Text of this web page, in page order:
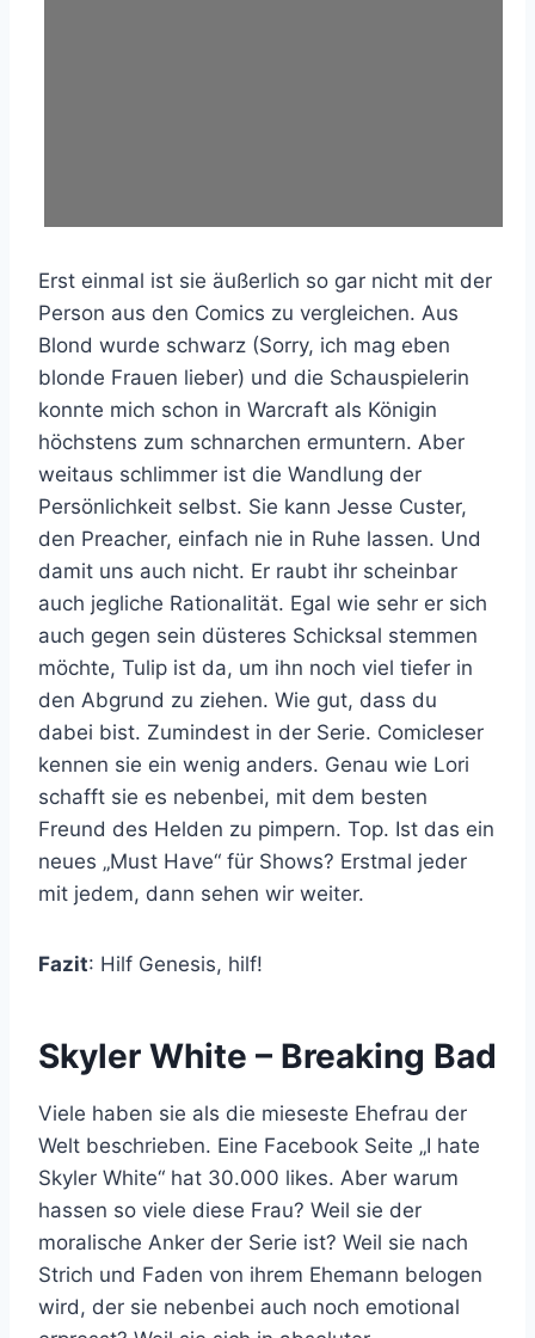
Erst einmal ist sie äußerlich so gar nicht mit der
Person aus den Comics zu vergleichen. Aus
Blond wurde schwarz (Sorry, ich mag eben
blonde Frauen lieber) und die Schauspielerin
konnte mich schon in Warcraft als Königin
höchstens zum schnarchen ermuntern. Aber
weitaus schlimmer ist die Wandlung der
Persönlichkeit selbst. Sie kann Jesse Custer,
den Preacher, einfach nie in Ruhe lassen. Und
damit uns auch nicht. Er raubt ihr scheinbar
auch jegliche Rationalität. Egal wie sehr er sich
auch gegen sein düsteres Schicksal stemmen
möchte, Tulip ist da, um ihn noch viel tiefer in
den Abgrund zu ziehen. Wie gut, dass du
dabei bist. Zumindest in der Serie. Comicleser
kennen sie ein wenig anders. Genau wie Lori
schafft sie es nebenbei, mit dem besten
Freund des Helden zu pimpern. Top. Ist das ein
neues „Must Have“ für Shows? Erstmal jeder
mit jedem, dann sehen wir weiter.
Fazit: Hilf Genesis, hilf!
Skyler White – Breaking Bad
Viele haben sie als die mieseste Ehefrau der
Welt beschrieben. Eine Facebook Seite „I hate
Skyler White“ hat 30.000 likes. Aber warum
hassen so viele diese Frau? Weil sie der
moralische Anker der Serie ist? Weil sie nach
Strich und Faden von ihrem Ehemann belogen
wird, der sie nebenbei auch noch emotional